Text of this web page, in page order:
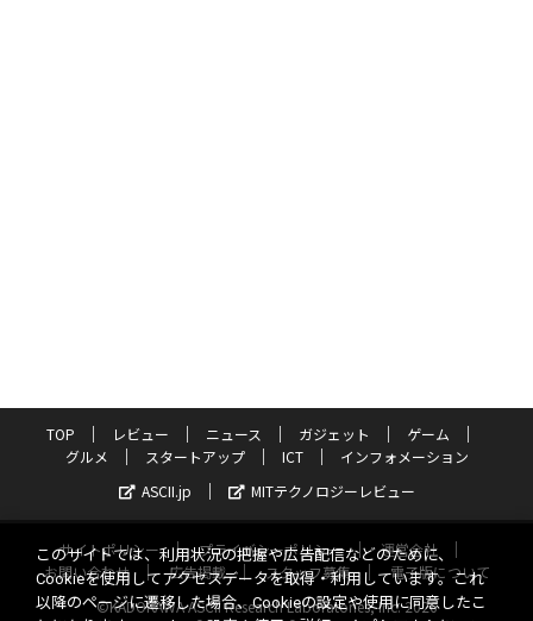
TOP レビュー ニュース ガジェット
ゲーム
グルメ
スタートアップ ICT
インフォメーション
ASCII.jp
MITテクノロジーレビュー
サイトポリシー プライバシーポリシー
運営会社
お問い合わせ
広告掲載 スタッフ募集
電子版について
©KADOKAWA ASCII Research Laboratories, Inc. 2026
このサイトでは、利用状況の把握や広告配信などのために、
Cookieを使用してアクセスデータを取得・利用しています。これ
以降のページに遷移した場合、Cookieの設定や使用に同意したこ